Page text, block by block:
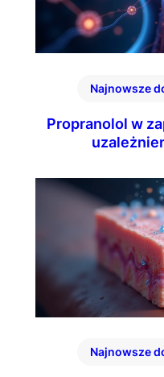
Najnowsze
Propranolol w
Najnowsze